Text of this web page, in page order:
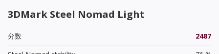
3DMark Steel Nomad Light
分数
2487